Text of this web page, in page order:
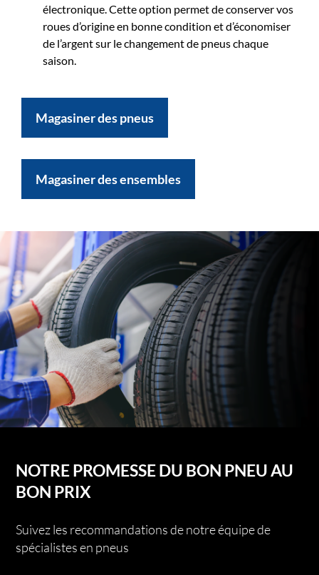
électronique. Cette option permet de conserver vos
roues d’origine en bonne condition et d’économiser
de l’argent sur le changement de pneus chaque
saison.
Magasiner des pneus
Magasiner des ensembles
NOTRE PROMESSE DU BON PNEU AU
BON PRIX
Suivez les recommandations de notre équipe de
spécialistes en pneus